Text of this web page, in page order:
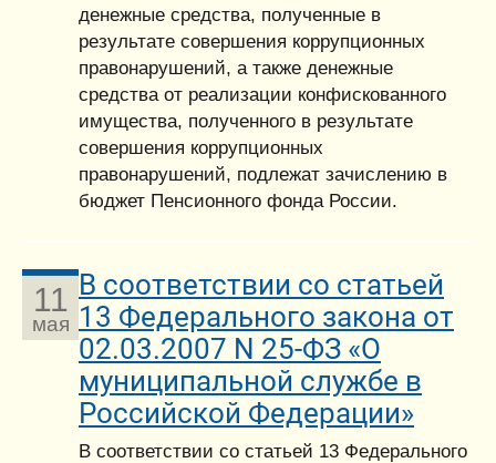
денежные средства, полученные в
результате совершения коррупционных
правонарушений, а также денежные
средства от реализации конфискованного
имущества, полученного в результате
совершения коррупционных
правонарушений, подлежат зачислению в
бюджет Пенсионного фонда России.
11
мая
В соответствии со статьей
13 Федерального закона от
02.03.2007 N 25-ФЗ «О
муниципальной службе в
Российской Федерации»
В соответствии со статьей 13 Федерального